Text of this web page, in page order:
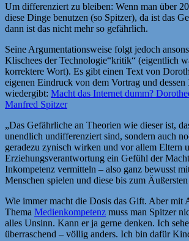
Um differenziert zu bleiben: Wenn man über
diese Dinge benutzen (so Spitzer), da ist das
dann ist das nicht mehr so gefährlich.
Seine Argumentationsweise folgt jedoch
Klischees der Technologie“kritik“ (eigentlich
korrektere Wort). Es gibt einen Text von
eigenen Eindruck von dem Vortrag und dessen
wiedergibt: Macht das Internet dumm?
Manfred Spitzer
„Das Gefährliche an Theorien wie dieser ist,
unendlich undifferenziert sind, sondern auch
geradezu zynisch wirken und vor allem Eltern
Erziehungsverantwortung ein Gefühl der
Inkompetenz vermitteln – also ganz bewusst
Menschen spielen und diese bis zum
Wie immer macht die Dosis das Gift. Aber mit
Thema Medienkompetenz muss man Spitzer
alles Unsinn. Kann er ja gerne denken. Ich
überraschend – völlig anders. Ich bin dafür